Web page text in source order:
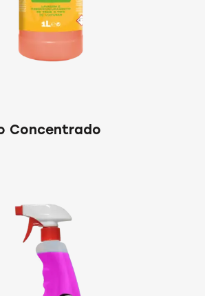
Concentrado